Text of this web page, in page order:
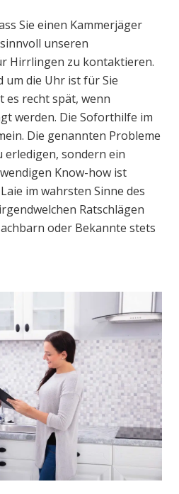
Sie einen Kammerjäger
unseren
Hirrlingen zu kontaktieren.
um die Uhr ist für Sie
es recht spät, wenn
werden. Die Soforthilfe im
Die genannten Probleme
erledigen, sondern ein
Know-how ist
im wahrsten Sinne des
Ratschlägen
oder Bekannte stets